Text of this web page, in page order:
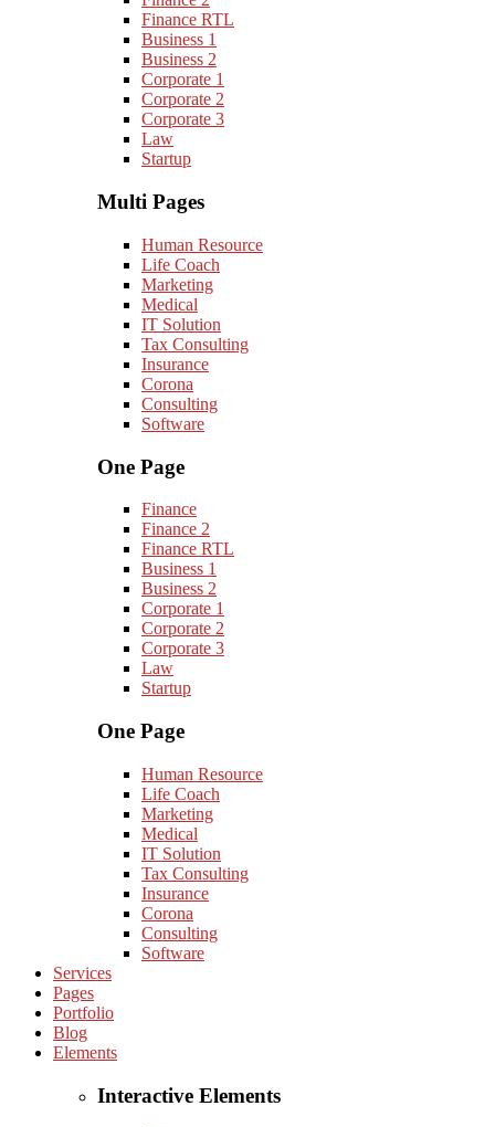
Finance RTL
Business 1
Business 2
Corporate 1
Corporate 2
Corporate 3
Law
Startup
Multi Pages
Human Resource
Life Coach
Marketing
Medical
IT Solution
Tax Consulting
Insurance
Corona
Consulting
Software
One Page
Finance
Finance 2
Finance RTL
Business 1
Business 2
Corporate 1
Corporate 2
Corporate 3
Law
Startup
One Page
Human Resource
Life Coach
Marketing
Medical
IT Solution
Tax Consulting
Insurance
Corona
Consulting
Software
Services
Pages
Portfolio
Blog
Elements
Interactive Elements